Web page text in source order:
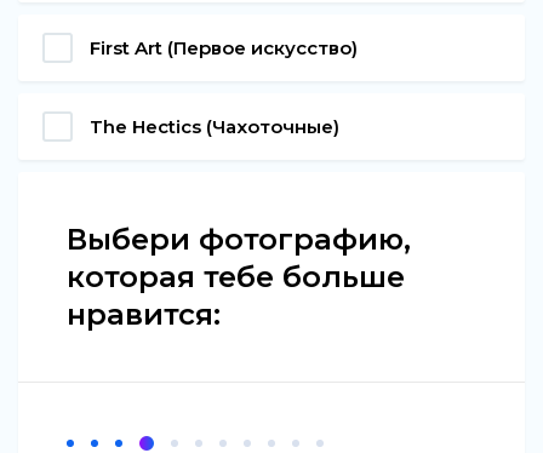
First Art (Первое искусство)
The Hectics (Чахоточные)
Выбери фотографию,
которая тебе больше
нравится: